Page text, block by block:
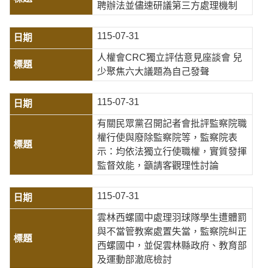
聘辦法並儘速研議第三方處理機制
115-07-31
人權會CRC獨立評估意見座談會 兒
少聚焦六大議題為自己發聲
115-07-31
有關民眾黨召開記者會批評監察院職
權行使與廢除監察院等，監察院表
示：均依法獨立行使職權，實質發揮
監督效能，籲請客觀理性討論
115-07-31
雲林西螺國中處理羽球隊學生遭體罰
與不當管教案處置失當，監察院糾正
西螺國中，並促雲林縣政府、教育部
及運動部澈底檢討